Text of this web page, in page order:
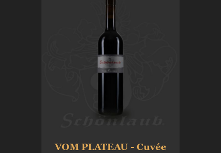
VOM PLATEAU - Cuvée